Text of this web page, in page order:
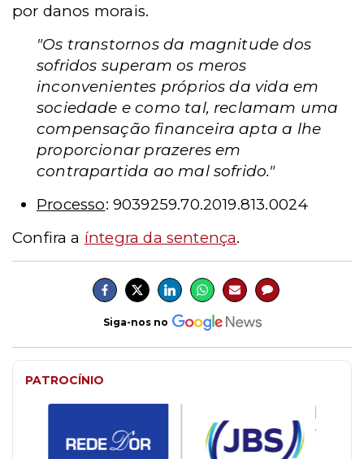
por danos morais.
"Os transtornos da magnitude dos
sofridos superam os meros
inconvenientes próprios da vida em
sociedade e como tal, reclamam uma
compensação financeira apta a lhe
proporcionar prazeres em
contrapartida ao mal sofrido."
Processo: 9039259.70.2019.813.0024
Confira a íntegra da sentença.
Siga-nos no
PATROCÍNIO